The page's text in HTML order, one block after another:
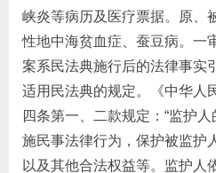
峡炎等病历及医疗票据。原、
性地中海贫血症、蚕豆病。一
案系民法典施行后的法律事实
适用民法典的规定。《中华人
四条第一、二款规定：“监护
施民事法律行为，保护被监护
以及其他合法权益等。监护人